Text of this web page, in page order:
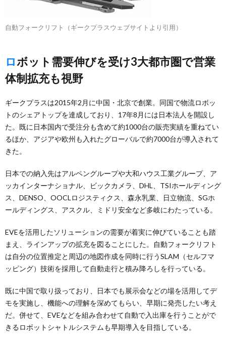
自動フォークリフト（ギークプラスウェブサイトより引用）
ロボット需要伸びを受け3大都市圏で営業
体制拡充も視野
ギークプラスは2015年2月に中国・北京で創業。同国で物流ロボッ
トのシェアトップを達成しており、17年8月には日本法人を開設し
た。既に日本国内で受注分も含めて約1000台の販売実績を重ねてい
るほか、アジアや欧州も入れたグローバルで約7000台が導入されて
きた。
日本での納入先はアルペングループや大和ハウス工業グループ、ア
ッカインターナショナル、ビックカメラ、DHL、TSIホールディング
ス、DENSO、OOCLロジスティクス、森永乳業、日立物流、SGホ
ールディングス、アスクル、ミドリ安全など多岐にわたっている。
EVEを活用したソリューションの需要が着実に伸びていることも踏
まえ、ラインアップの拡充を図ることにした。自動フォークリフト
は自分の位置推定と周辺の地図作成を同時に行うSLAM（セルフマ
ッピング）技術を採用して自動走行と積み降ろしを行っている。
既に中国で取り扱っており、日本でも展示会などの場を活用してデ
モを実施し、機能への理解を深めてもらい、早期に発売したい考え
だ。併せて、EVEなどを組み合わせて自動で入出庫を行うことがで
きるロボットシャトルシステムも早期導入を目指している。